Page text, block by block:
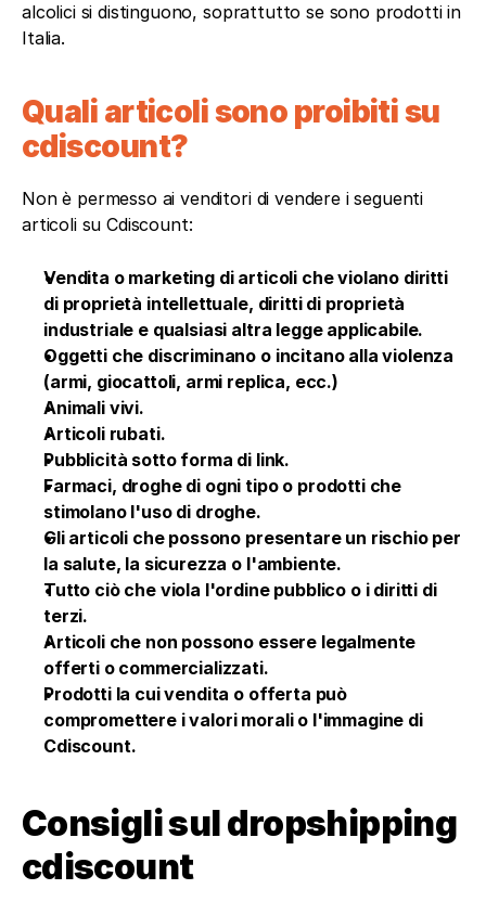
alcolici si distinguono, soprattutto se sono prodotti in
Italia.
Quali articoli sono proibiti su
cdiscount?
Non è permesso ai venditori di vendere i seguenti
articoli su Cdiscount:
Vendita o marketing di articoli che violano diritti
di proprietà intellettuale, diritti di proprietà
industriale e qualsiasi altra legge applicabile.
Oggetti che discriminano o incitano alla violenza
(armi, giocattoli, armi replica, ecc.)
Animali vivi.
Articoli rubati.
Pubblicità sotto forma di link.
Farmaci, droghe di ogni tipo o prodotti che
stimolano l'uso di droghe.
Gli articoli che possono presentare un rischio per
la salute, la sicurezza o l'ambiente.
Tutto ciò che viola l'ordine pubblico o i diritti di
terzi.
Articoli che non possono essere legalmente
offerti o commercializzati.
Prodotti la cui vendita o offerta può
compromettere i valori morali o l'immagine di
Cdiscount.
Consigli sul dropshipping
cdiscount